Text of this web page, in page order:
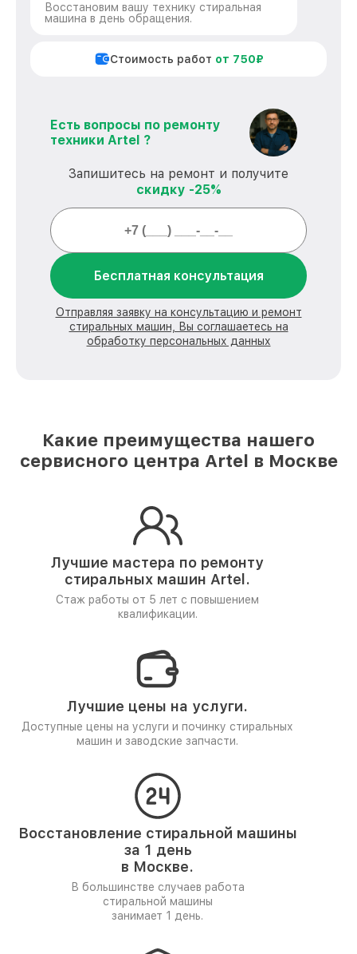
Восстановим вашу технику стиральная
машина в день обращения.
Стоимость работ от 750₽
Есть вопросы по ремонту
техники Artel ?
Запишитесь на ремонт и получите
скидку -25%
Бесплатная консультация
Отправляя заявку на консультацию и ремонт
стиральных машин, Вы соглашаетесь на
обработку персональных данных
Какие преимущества нашего
сервисного центра Artel в Москве
Лучшие мастера по ремонту
стиральных машин Artel.
Стаж работы от 5 лет с повышением
квалификации.
Лучшие цены на услуги.
Доступные цены на услуги и починку стиральных
машин и заводские запчасти.
Восстановление стиральной машины
за 1 день
в Москве.
В большинстве случаев работа
стиральной машины
занимает 1 день.